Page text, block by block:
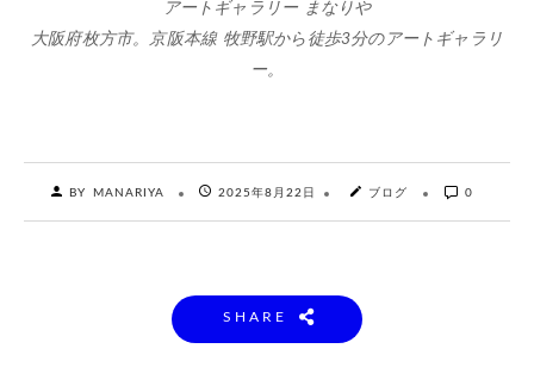
アートギャラリー まなりや
大阪府枚方市。京阪本線 牧野駅から徒歩3分のアートギャラリ
ー。
BY MANARIYA 2025年8月22日 ブログ 0
SHARE